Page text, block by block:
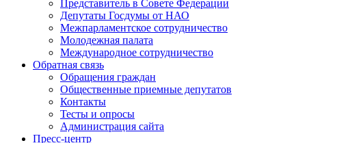
Представитель в Совете Федерации
Депутаты Госдумы от НАО
Межпарламентское сотрудничество
Молодежная палата
Международное сотрудничество
Обратная cвязь
Обращения граждан
Общественные приемные депутатов
Контакты
Тесты и опросы
Администрация сайта
Пресс-центр